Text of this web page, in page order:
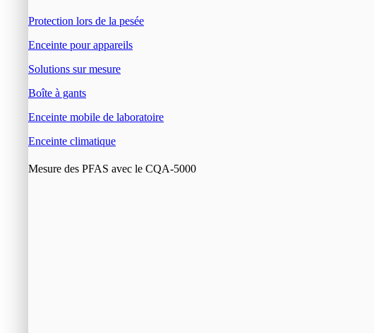
Protection lors de la pesée
Enceinte pour appareils
Solutions sur mesure
Boîte à gants
Enceinte mobile de laboratoire
Enceinte climatique
Mesure des PFAS avec le CQA-5000